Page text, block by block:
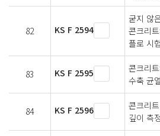
82 KS F 2594
굳지 않
콘크리
플로 시
83 KS F 2595
콘크리
수축 균
84 KS F 2596
콘크리
깊이 측